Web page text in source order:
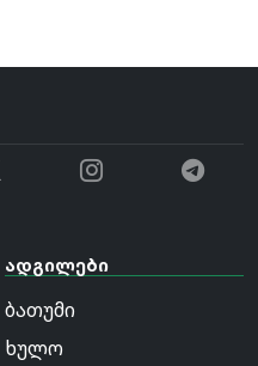
ადგილები
ბათუმი
ხულო